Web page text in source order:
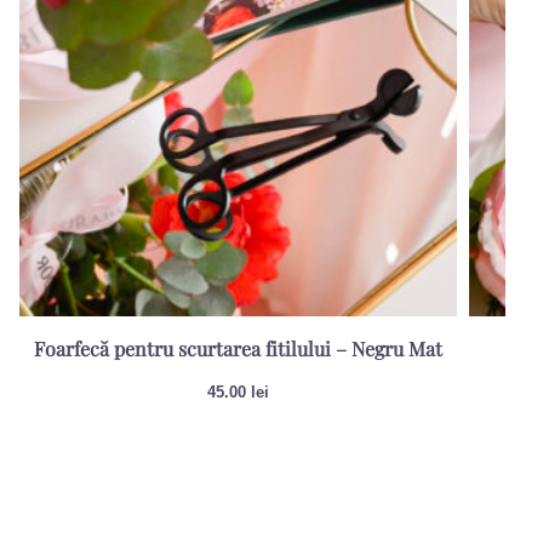
Foarfecă pentru scurtarea fitilului – Negru Mat
45.00 lei